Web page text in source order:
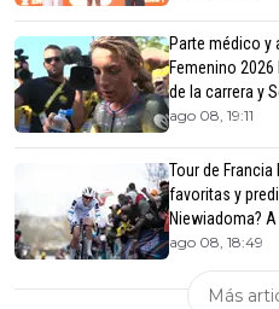
Parte médico y
Femenino
de la carrera y
ago 08, 19:11
Tour de Francia
favoritas y
Niewiadoma?
ago 08, 18:49
Más